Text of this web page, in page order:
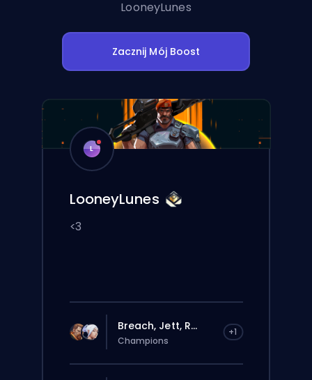
LooneyLunes
Zacznij Mój Boost
L
LooneyLunes
<3
Breach, Jett, R... +1
Champions